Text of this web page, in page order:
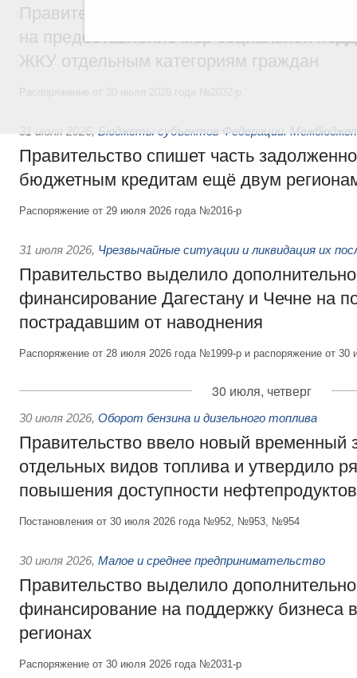
Правительство направит регионам
на предоставление мер социальной
ЖКУ отдельным категориям граждан
31 июля 2026, Бюджеты субъектов Федерации.
Правительство спишет часть
бюджетным кредитам ещё двум
Распоряжение от 29 июля 2026 года №2016-р
31 июля 2026, Чрезвычайные ситуации и ликвидация их
Правительство выделило
финансирование Дагестану и Чечне на
пострадавшим от наводнения
Распоряжение от 28 июля 2026 года №1999-р и распоряжение от
30 июля, четверг
30 июля 2026, Оборот бензина и дизельного топлива
Правительство ввело новый временный
отдельных видов топлива и утвердило
повышения доступности нефтепродуктов
Постановления от 30 июля 2026 года №952, №953, №954
30 июля 2026, Малое и среднее предпринимательство
Правительство выделило
финансирование на поддержку бизнеса
регионах
Распоряжение от 30 июля 2026 года №2031-р